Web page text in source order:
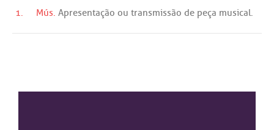
1. Mús. Apresentação ou transmissão de peça musical.